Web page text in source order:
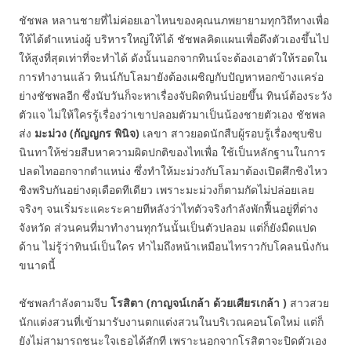
ชัชพล หลานชายที่ไม่ค่อยเอาไหนของคุณนภพยายามทุกวิถีทางเพื่อ
ให้ได้ตำแหน่งผู้ บริหารใหญ่ให้ได้ ชัชพลคิดแผนเพื่อดึงตัวเองขึ้นไป
ให้สูงที่สุดเท่าที่จะทำได้ ดังนั้นนอกจากทินน์จะต้องเอาตัวให้รอดใน
การทำงานแล้ว ทินน์กับโลมายังต้องเผชิญกับปัญหาหอกข้างแคร่อ
ย่างชัชพลอีก ซึ่งนับวันก็จะหาเรื่องจับผิดทินน์บ่อยขึ้น ทินน์ต้องระวัง
ตัวแจ ไม่ให้ใครรู้เรื่องว่าเขาปลอมตัวมาเป็นน้องชายตัวเอง ชัชพล
ส่ง มะม่วง (กัญญกร พินิจ) เลขา สาวยอดนักสืบผู้รอบรู้เรื่องซุบซิบ
นินทาให้ช่วยสืบหาความผิดปกติของไทเพื่อ ใช้เป็นหลักฐานในการ
ปลดไทออกจากตำแหน่ง ซึ่งทำให้มะม่วงกับโลมาต้องเปิดศึกชิงไหว
ชิงพริบกันอย่างดุเดือดทีเดียว เพราะมะม่วงก็ตามกัดไม่ปล่อยเลย
จริงๆ จนเริ่มระแคะระคายทีหลังว่าไทตัวจริงกำลังพักฟื้นอยู่ที่ต่าง
จังหวัด ส่วนคนที่มาทำงานทุกวันนั้นเป็นตัวปลอม แต่ก็ยังมืดแปด
ด้าน ไม่รู้ว่าทินน์เป็นใคร ทำไมถึงหน้าเหมือนไทราวกับโคลนนิ่งกัน
ขนาดนี้
ชัชพลกำลังตามจีบ โรสิตา (กาญจน์เกล้า ด้วยเศียรเกล้า ) สาวสวย
นักแต่งสวนที่เข้ามารับงานตกแต่งสวนในบริเวณคอนโดใหม่ แต่ก็
ยังไม่สามารถชนะใจเธอได้สักที เพราะนอกจากโรสิตาจะปิดตัวเอง